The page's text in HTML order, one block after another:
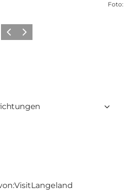
Foto:
ZurückWeiter
VisitLangeland